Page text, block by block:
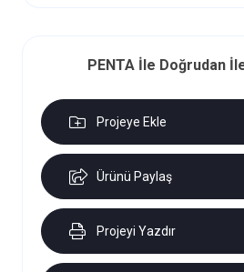
PENTA İle Doğrudan
Projeye Ekle
Ürünü Paylaş
Projeyi Yazdır